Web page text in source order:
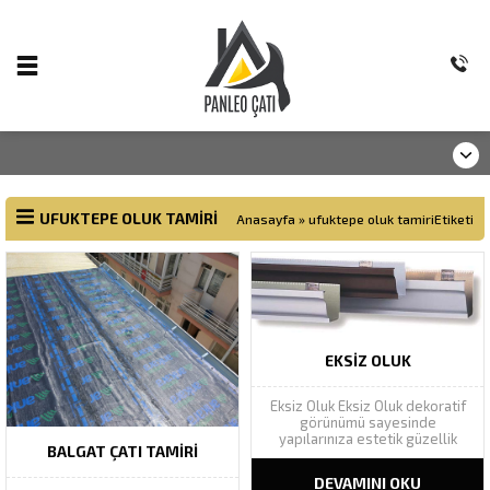
UFUKTEPE OLUK TAMIRI Anasayfa » ufuktepe oluk tamiriEtiketi
BALGAT ÇATI TAMIRI
EKSIZ OLUK
Eksiz Oluk Eksiz Oluk dekoratif
görünümü sayesinde
yapılarınıza estetik güzellik
katarak yapı bütünlüğünü
DEVAMINI OKU